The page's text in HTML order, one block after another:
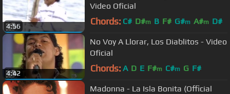
4:56
Video Oficial
Chords: C# D#m B F# G#m A#m D#
4:42
No Voy A Llorar, Los Diablitos - Video
Oficial
Chords: A D E F#m C#m G F#
Madonna - La Isla Bonita (Official